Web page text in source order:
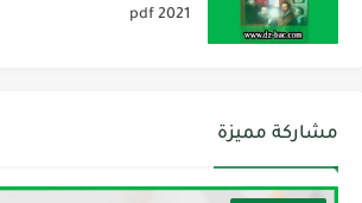
2021 pdf
مشاركة مميزة